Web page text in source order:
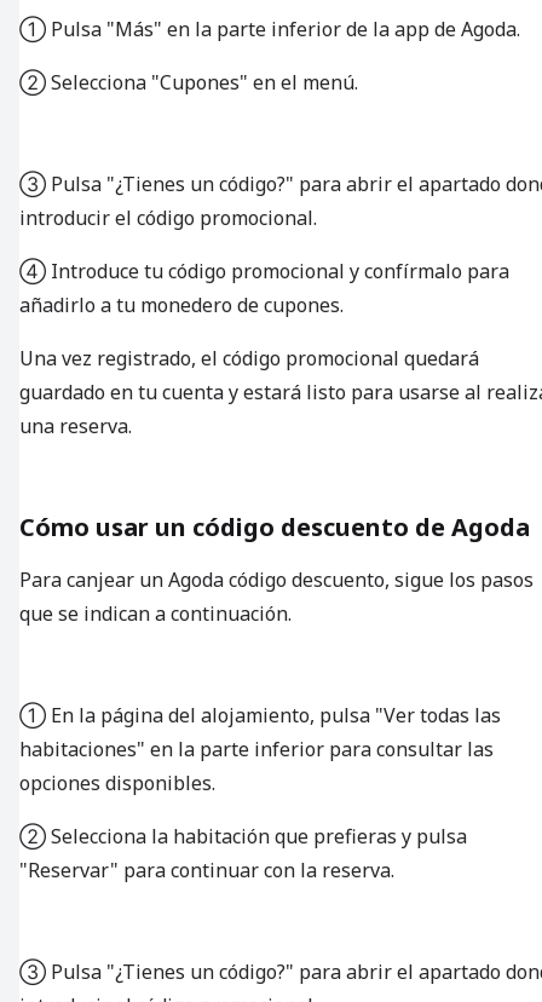
① Pulsa "Más" en la parte inferior de la app de Agoda.
② Selecciona "Cupones" en el menú.
③ Pulsa "¿Tienes un código?" para abrir el apartado
introducir el código promocional.
④ Introduce tu código promocional y confírmalo para
añadirlo a tu monedero de cupones.
Una vez registrado, el código promocional quedará
guardado en tu cuenta y estará listo para usarse al
una reserva.
Cómo usar un código descuento de Agoda
Para canjear un Agoda código descuento, sigue los pasos
que se indican a continuación.
① En la página del alojamiento, pulsa "Ver todas las
habitaciones" en la parte inferior para consultar las
opciones disponibles.
② Selecciona la habitación que prefieras y pulsa
"Reservar" para continuar con la reserva.
③ Pulsa "¿Tienes un código?" para abrir el apartado